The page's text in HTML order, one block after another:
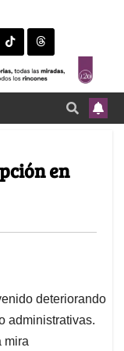
en
deteriorando
administrativas.
mira